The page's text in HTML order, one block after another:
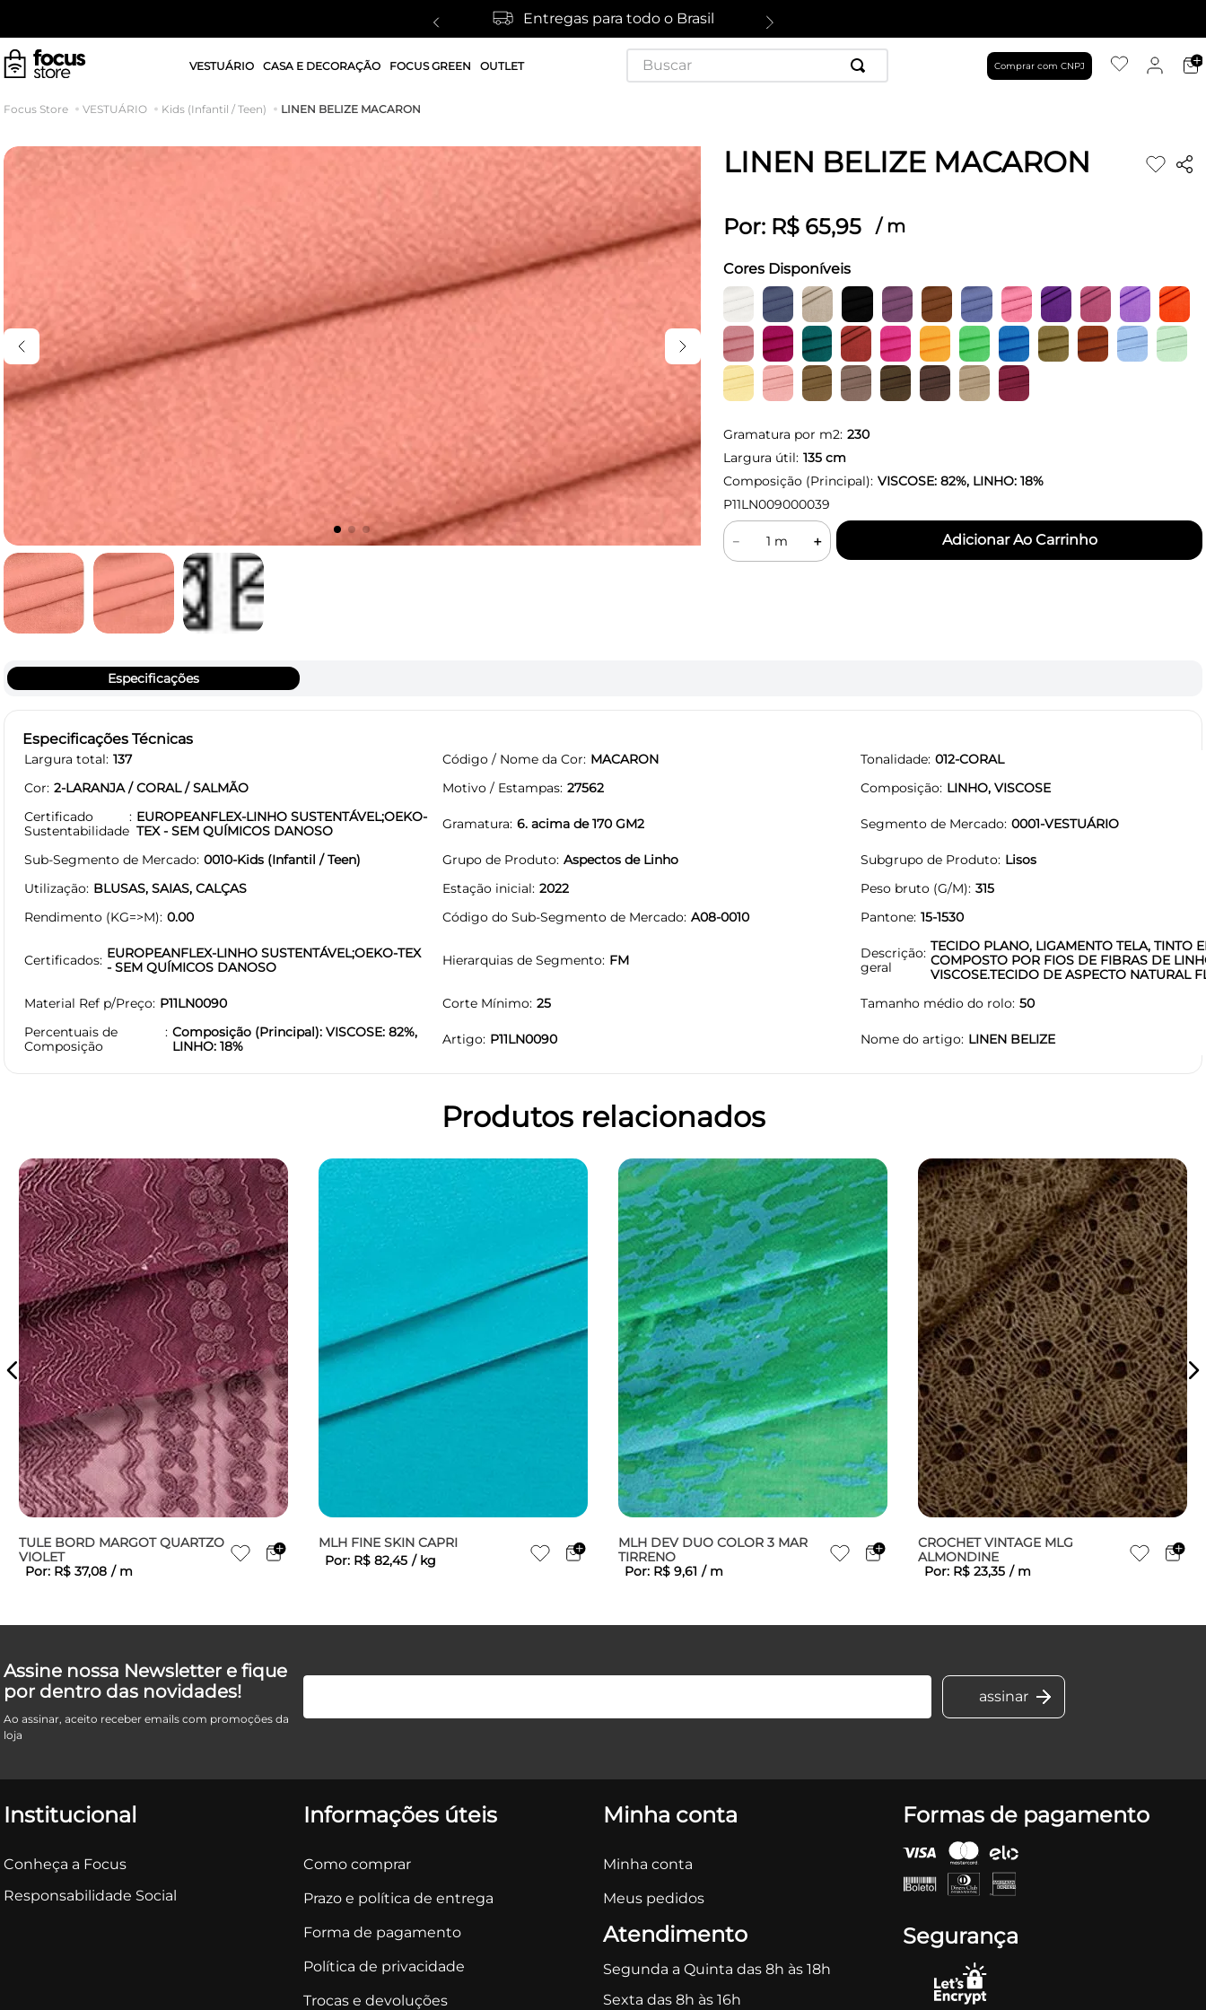
Entregas para todo o Brasil
VESTUÁRIO CASA E DECORAÇÃO FOCUS GREEN OUTLET
Buscar
Comprar com CNPJ
VESTUÁRIO Kids (Infantil / Teen) LINEN BELIZE MACARON
LINEN BELIZE MACARON
Por: R$ 65,95 / m
Cores Disponíveis
Gramatura por m2: 230
Largura útil: 135cm
Composição (Principal): VISCOSE: 82%, LINHO: 18%
P11LN009000039
＋
－
Especificações
Especificações Técnicas
Largura total 137 Código / Nome da Cor MACARON Tonalidade 012-CORAL
Cor 2-LARANJA / CORAL / SALMÃO Motivo / Estampas 27562 Composição LINHO, VISCOSE
Certificado
Sustentabilidade
EUROPEANFLEX-LINHO SUSTENTÁVEL;OEKO-
TEX - SEM QUÍMICOS DANOSO
Gramatura 6. acima de 170 GM2 Segmento de Mercado 0001-VESTUÁRIO
Sub-Segmento de Mercado 0010-Kids (Infantil / Teen) Grupo de Produto Aspectos de Linho Subgrupo de Produto Lisos
Utilização BLUSAS, SAIAS, CALÇAS Estação inicial 2022 Peso bruto (G/M) 315
Rendimento (KG=>M) 0.00 Código do Sub-Segmento de Mercado A08-0010 Pantone 15-1530
Certificados EUROPEANFLEX-LINHO SUSTENTÁVEL;OEKO-TEX
- SEM QUÍMICOS DANOSO
Hierarquias de Segmento FM
Descrição
geral
TECIDO PLANO, LIGAMENTO TELA, TINTO
COMPOSTO POR FIOS DE FIBRAS DE
VISCOSE.TECIDO DE ASPECTO NATURAL
Material Ref p/Preço P11LN0090 Corte Mínimo 25 Tamanho médio do rolo 50
Percentuais de
Composição
Composição (Principal): VISCOSE: 82%,
LINHO: 18%
Artigo P11LN0090 Nome do artigo LINEN BELIZE
Produtos relacionados
TULE BORD MARGOT QUARTZO
VIOLET
Por: R$ 37,08 / m
MLH FINE SKIN CAPRI
Por: R$ 82,45 / kg
MLH DEV DUO COLOR 3 MAR
TIRRENO
Por: R$ 9,61 / m
CROCHET VINTAGE MLG
ALMONDINE
Por: R$ 23,35 / m
Assine nossa Newsletter e fique
por dentro das novidades!
Ao assinar, aceito receber emails com promoções da
loja
Institucional
Conheça a Focus
Responsabilidade Social
Informações úteis
Como comprar
Prazo e política de entrega
Forma de pagamento
Política de privacidade
Trocas e devoluções
Minha conta
Minha conta
Meus pedidos
Atendimento
Segunda a Quinta das 8h às 18h
Sexta das 8h às 16h
Formas de pagamento
Segurança